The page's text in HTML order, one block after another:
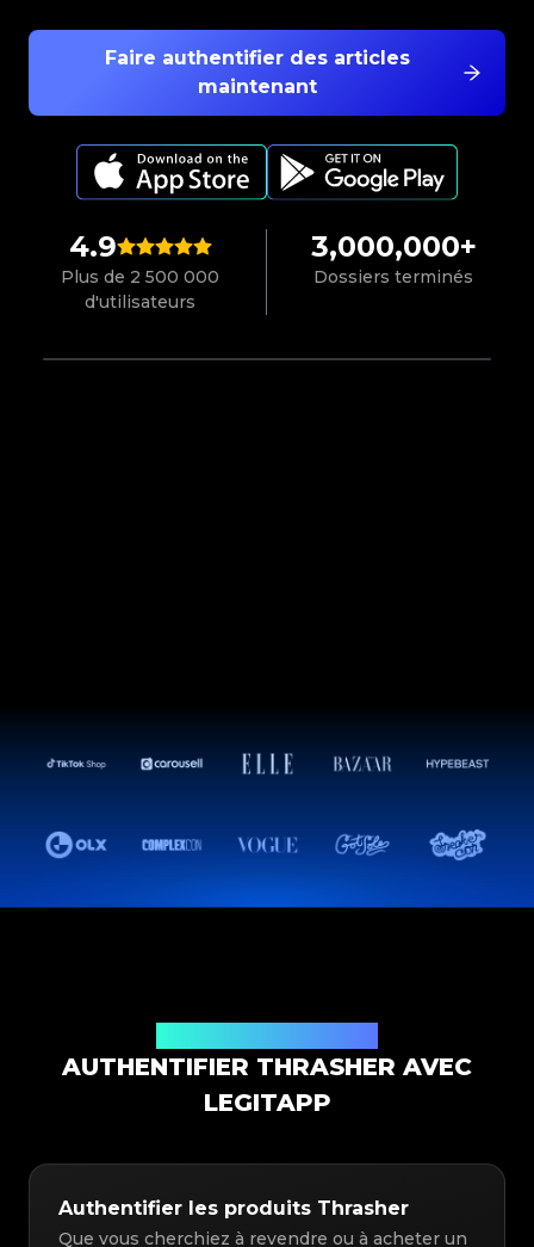
4.9
Plus de 2 500 000
d'utilisateurs
3,000,000+
Dossiers terminés
Faire authentifier des articles
maintenant
AUTHENTIFIER THRASHER AVEC
LEGITAPP
Authentifier les produits Thrasher
Que vous cherchiez à revendre ou à acheter un